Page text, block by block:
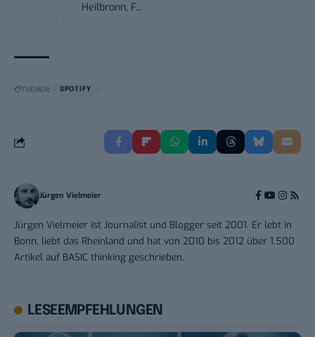
Heilbronn, F...
THEMEN: SPOTIFY
Jürgen Vielmeier
Jürgen Vielmeier ist Journalist und Blogger seit 2001. Er lebt in
Bonn, liebt das Rheinland und hat von 2010 bis 2012 über 1.500
Artikel auf BASIC thinking geschrieben.
LESEEMPFEHLUNGEN